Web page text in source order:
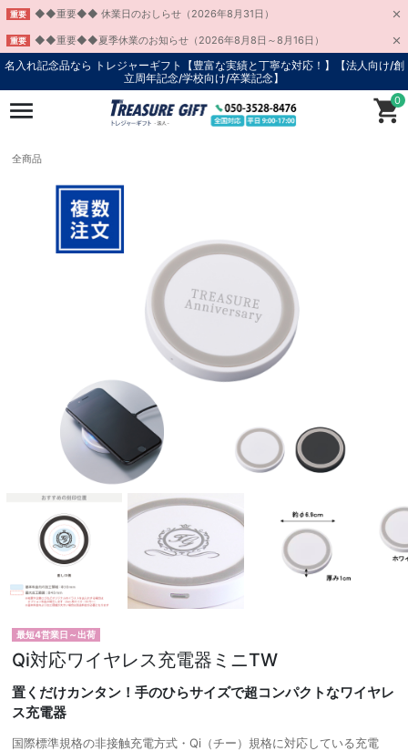
重要 ◆◆重要◆◆ 休業日のおしらせ（2026年8月31日）
重要
◆◆重要◆◆夏季休業のお知らせ（2026年8月8日～8月16日）
名入れ記念品なら トレジャーギフト【豊富な実績と丁寧な対応！】
【法人向け/創
立周年記念/学校向け/卒業記念】
0
全商品
最短4営業日～出荷
Qi対応ワイヤレス充電器ミニTW
置くだけカンタン！手のひらサイズで超コンパクトなワイヤレ
ス充電器
国際標準規格の非接触充電方式・Qi（チー）規格に対応している充電